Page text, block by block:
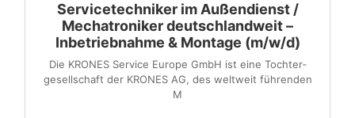
Servicetechniker im Außendienst /
Mechatroniker deutschlandweit –
Inbetriebnahme & Montage (m/w/d)
Die KRONES Service Europe GmbH ist eine Tochter­
gesellschaft der KRONES AG, des weltweit führenden
M